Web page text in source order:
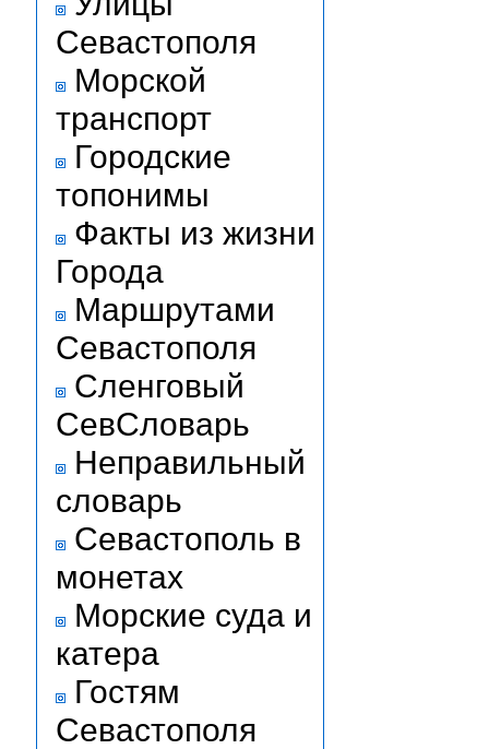
Севастополя
Морской
транспорт
Городские
топонимы
Факты из жизни
Города
Маршрутами
Севастополя
Сленговый
СевСловарь
Неправильный
словарь
Севастополь в
монетах
Морские суда и
катера
Гостям
Севастополя